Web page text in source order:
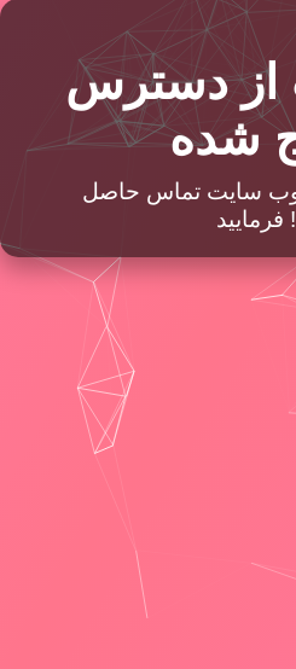
دسترس
شده
وب سایت تماس حاصل